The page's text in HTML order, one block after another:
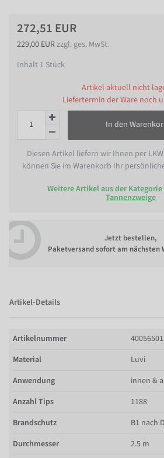
272,51 EUR
229,00 EURzzgl. ges. MwSt.
Inhalt 1 Stück
Artikel aktuell nicht
Liefertermin der Ware noch
In den
Diesen Artikel liefern wir Ihnen per
können Sie im Warenkorb Ihr
Weitere Artikel aus der Kategorie
Tannenzweige
Jetzt bestellen,
Paketversand sofort am nächsten
Artikel-Details
Artikelnummer
40056501
Material
Luvi
Anwendung
innen &
Anzahl Tips
1188
Brandschutz
B1 nach
Durchmesser
2.5 m